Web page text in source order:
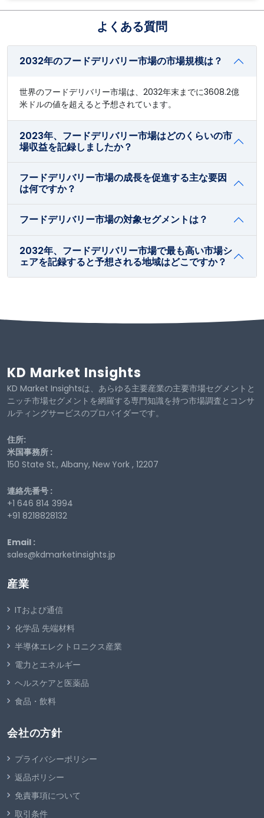
よくある質問
2032年のフードデリバリー市場の市場規模は？
世界のフードデリバリー市場は、2032年末までに3608.2億
米ドルの値を超えると予想されています。
2023年、フードデリバリー市場はどのくらいの市
場収益を記録しましたか？
フードデリバリー市場の成長を促進する主な要因
は何ですか？
フードデリバリー市場の対象セグメントは？
2032年、フードデリバリー市場で最も高い市場シ
ェアを記録すると予想される地域はどこですか？
KD Market Insights
KD Market Insightsは、あらゆる主要産業の主要市場セグメントと
ニッチ市場セグメントを網羅する専門知識を持つ市場調査とコンサ
ルティングサービスのプロバイダーです。
住所:
米国事務所 :
150 State St., Albany, New York , 12207
連絡先番号 :
+1 646 814 3994
+91 8218828132
Email :
sales@kdmarketinsights.jp
産業
ITおよび通信
化学品 先端材料
半導体エレクトロニクス産業
電力とエネルギー
ヘルスケアと医薬品
食品・飲料
会社の方針
プライバシーポリシー
返品ポリシー
免責事項について
取引条件